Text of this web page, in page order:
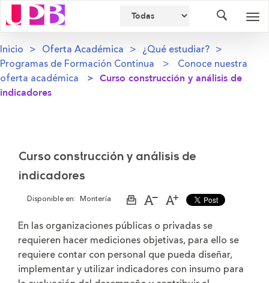
Inicio Oferta Académica
¿Qué estudiar?
Programas de Formación Continua
Conoce nuestra
oferta académica
Curso construcción y análisis de
indicadores
Curso construcción y análisis de
indicadores
Disponible en: Montería
ImprimirAumentar
de
la
Disminuir
de
la
letra
En las organizaciones públicas o privadas se
requieren hacer mediciones objetivas, para ello se
requiere contar con personal que pueda diseñar,
implementar y utilizar indicadores con insumo para